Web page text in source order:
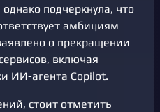
подчеркнула, что
амбициям
о прекращении
включая
ИИ-агента Copilot.
стоит отметить